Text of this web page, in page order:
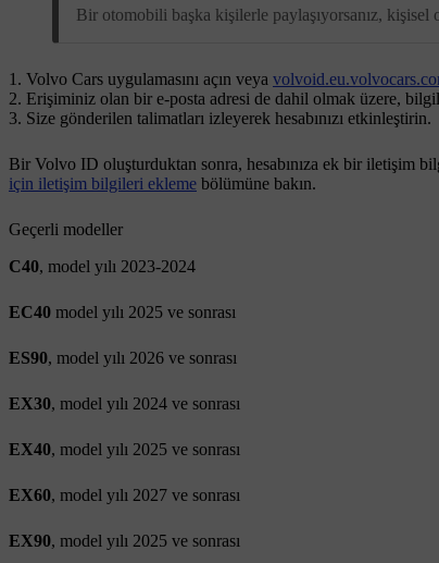
Bir otomobili başka kişilerle paylaşıyorsanız, kişisel
Volvo Cars uygulamasını açın veya
Erişiminiz olan bir e-posta adresi de dahil olmak üzere,
Size gönderilen talimatları izleyerek hesabınızı etkinleştirin.
Bir Volvo ID oluşturduktan sonra, hesabınıza ek bir iletişim
için iletişim bilgileri ekleme bölümüne bakın.
Geçerli modeller
C40, model yılı 2023-2024
EC40 model yılı 2025 ve sonrası
ES90, model yılı 2026 ve sonrası
EX30, model yılı 2024 ve sonrası
EX40, model yılı 2025 ve sonrası
EX60, model yılı 2027 ve sonrası
EX90, model yılı 2025 ve sonrası